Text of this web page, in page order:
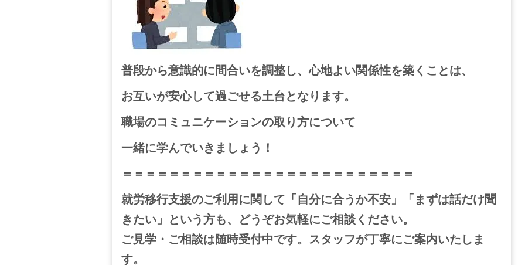
普段から意識的に間合いを調整し、心地よい関係性を築くことは、
お互いが安心して過ごせる土台となります。
職場のコミュニケーションの取り方について
一緒に学んでいきましょう！
＝＝＝＝＝＝＝＝＝＝＝＝＝＝＝＝＝＝＝＝＝＝＝＝＝
就労移行支援のご利用に関して「自分に合うか不安」「まずは話だけ聞
きたい」という方も、どうぞお気軽にご相談ください。
ご見学・ご相談は随時受付中です。スタッフが丁寧にご案内いたしま
す。